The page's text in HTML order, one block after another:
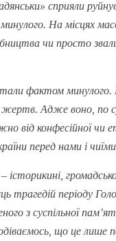
сприяли
На місцях
чи просто
фактом
Адже воно, по
конфесійної чи
перед нами і
історикині,
трагедій періоду
з суспільної
що це